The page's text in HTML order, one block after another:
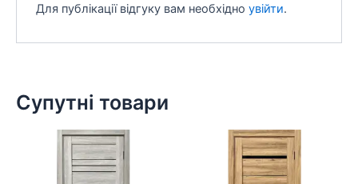
Для публікації відгуку вам необхідноувійти.
Супутні товари